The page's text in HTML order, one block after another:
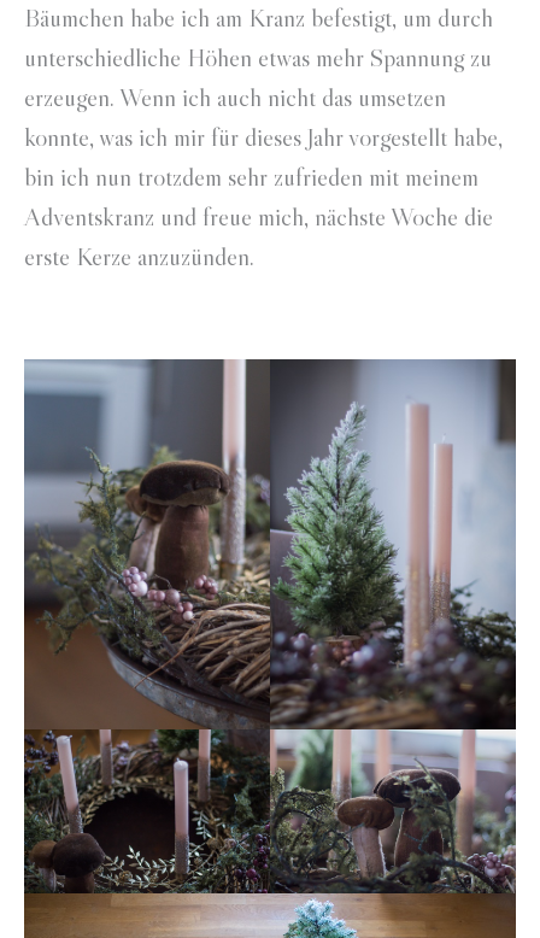
Bäumchen habe ich am Kranz befestigt, um durch
unterschiedliche Höhen etwas mehr Spannung zu
erzeugen. Wenn ich auch nicht das umsetzen
konnte, was ich mir für dieses Jahr vorgestellt habe,
bin ich nun trotzdem sehr zufrieden mit meinem
Adventskranz und freue mich, nächste Woche die
erste Kerze anzuzünden.